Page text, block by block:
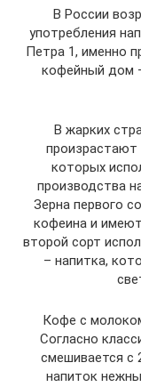
В России
употребления
Петра 1, именно
кофейный дом
В жарких
произрастают
которых
производства
Зерна первого
кофеина и
второй сорт
– напитка,
Кофе с
Согласно
смешивается с
напиток